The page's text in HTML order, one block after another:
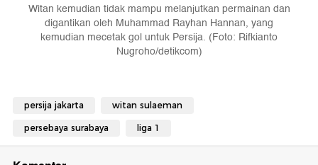
Witan kemudian tidak mampu melanjutkan permainan dan
digantikan oleh Muhammad Rayhan Hannan, yang
kemudian mecetak gol untuk Persija. (Foto: Rifkianto
Nugroho/detikcom)
persija jakarta witan sulaeman
persebaya surabaya liga 1